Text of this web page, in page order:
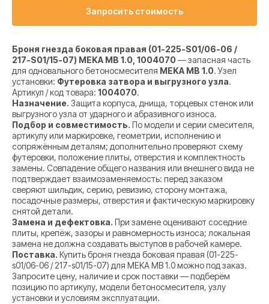
Запросить стоимость
Броня гнезда боковая правая (01-225-S01/06-06 /
217-S01/15-07) MEKA MB 1.0, 1004070 — запасная часть
для одновального бетоносмесителя MEKA MB 1.0. Узел
установки: Футеровка затвора и выгрузного узла.
Артикул / код товара: 1004070.
Назначение. Защита корпуса, днища, торцевых стенок или
выгрузного узла от ударного и абразивного износа.
Подбор и совместимость. По модели и серии смесителя,
артикулу или маркировке, геометрии, исполнению и
сопряжённым деталям; дополнительно проверяют схему
футеровки, положение плиты, отверстия и комплектность
замены. Совпадение общего названия или внешнего вида не
подтверждает взаимозаменяемость: перед заказом
сверяют шильдик, серию, ревизию, сторону монтажа,
посадочные размеры, отверстия и фактическую маркировку
снятой детали.
Замена и дефектовка. При замене оценивают соседние
плиты, крепёж, зазоры и равномерность износа; локальная
замена не должна создавать выступов в рабочей камере.
Поставка. Купить броня гнезда боковая правая (01-225-
s01/06-06 / 217-s01/15-07) для MEKA MB 1.0 можно под заказ.
Запросите цену, наличие и срок поставки — подберём
позицию по артикулу, модели бетоносмесителя, узлу
установки и условиям эксплуатации.